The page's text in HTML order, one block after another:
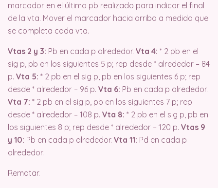
marcador en el último pb realizado para indicar el final
de la vta. Mover el marcador hacia arriba a medida que
se completa cada vta.
Vtas 2 y 3: Pb en cada p alrededor. Vta 4: * 2 pb en el
sig p, pb en los siguientes 5 p; rep desde * alrededor – 84
p. Vta 5: * 2 pb en el sig p, pb en los siguientes 6 p; rep
desde * alrededor – 96 p. Vta 6: Pb en cada p alrededor.
Vta 7: * 2 pb en el sig p, pb en los siguientes 7 p; rep
desde * alrededor – 108 p. Vta 8: * 2 pb en el sig p, pb en
los siguientes 8 p; rep desde * alrededor – 120 p. Vtas 9
y 10: Pb en cada p alrededor. Vta 11: Pd en cada p
alrededor.
Rematar.